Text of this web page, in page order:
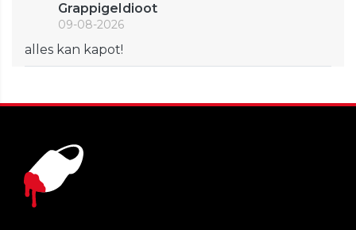
GrappigeIdioot
09-08-2026
alles kan kapot!